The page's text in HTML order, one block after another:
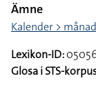
Ämne
Kalender > månad
Lexikon-ID:
Glosa i STS-